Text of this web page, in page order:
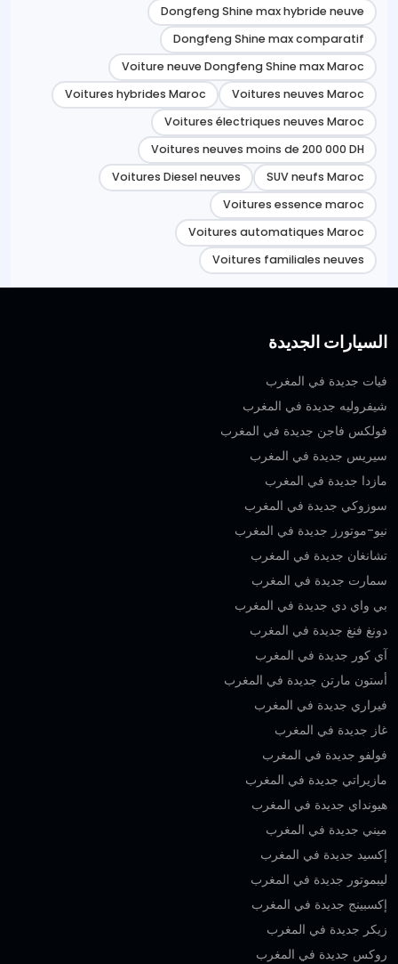
Dongfeng Shine max hybride neuve
Dongfeng Shine max comparatif
Voiture neuve Dongfeng Shine max Maroc
Voitures neuves Maroc
Voitures hybrides Maroc
Voitures électriques neuves Maroc
Voitures neuves moins de 200 000 DH
SUV neufs Maroc
Voitures Diesel neuves
Voitures essence maroc
Voitures automatiques Maroc
Voitures familiales neuves
السيارات الجديدة
فيات جديدة في المغرب
شيفروليه جديدة في المغرب
فولكس فاجن جديدة في المغرب
سيريس جديدة في المغرب
مازدا جديدة في المغرب
سوزوكي جديدة في المغرب
نيو-موتورز جديدة في المغرب
تشانغان جديدة في المغرب
سمارت جديدة في المغرب
بي واي دي جديدة في المغرب
دونغ فنغ جديدة في المغرب
آي كور جديدة في المغرب
أستون مارتن جديدة في المغرب
فيراري جديدة في المغرب
غاز جديدة في المغرب
فولفو جديدة في المغرب
مازيراتي جديدة في المغرب
هيونداي جديدة في المغرب
ميني جديدة في المغرب
إكسيد جديدة في المغرب
ليبموتور جديدة في المغرب
إكسبينج جديدة في المغرب
زيكر جديدة في المغرب
روكس جديدة في المغرب